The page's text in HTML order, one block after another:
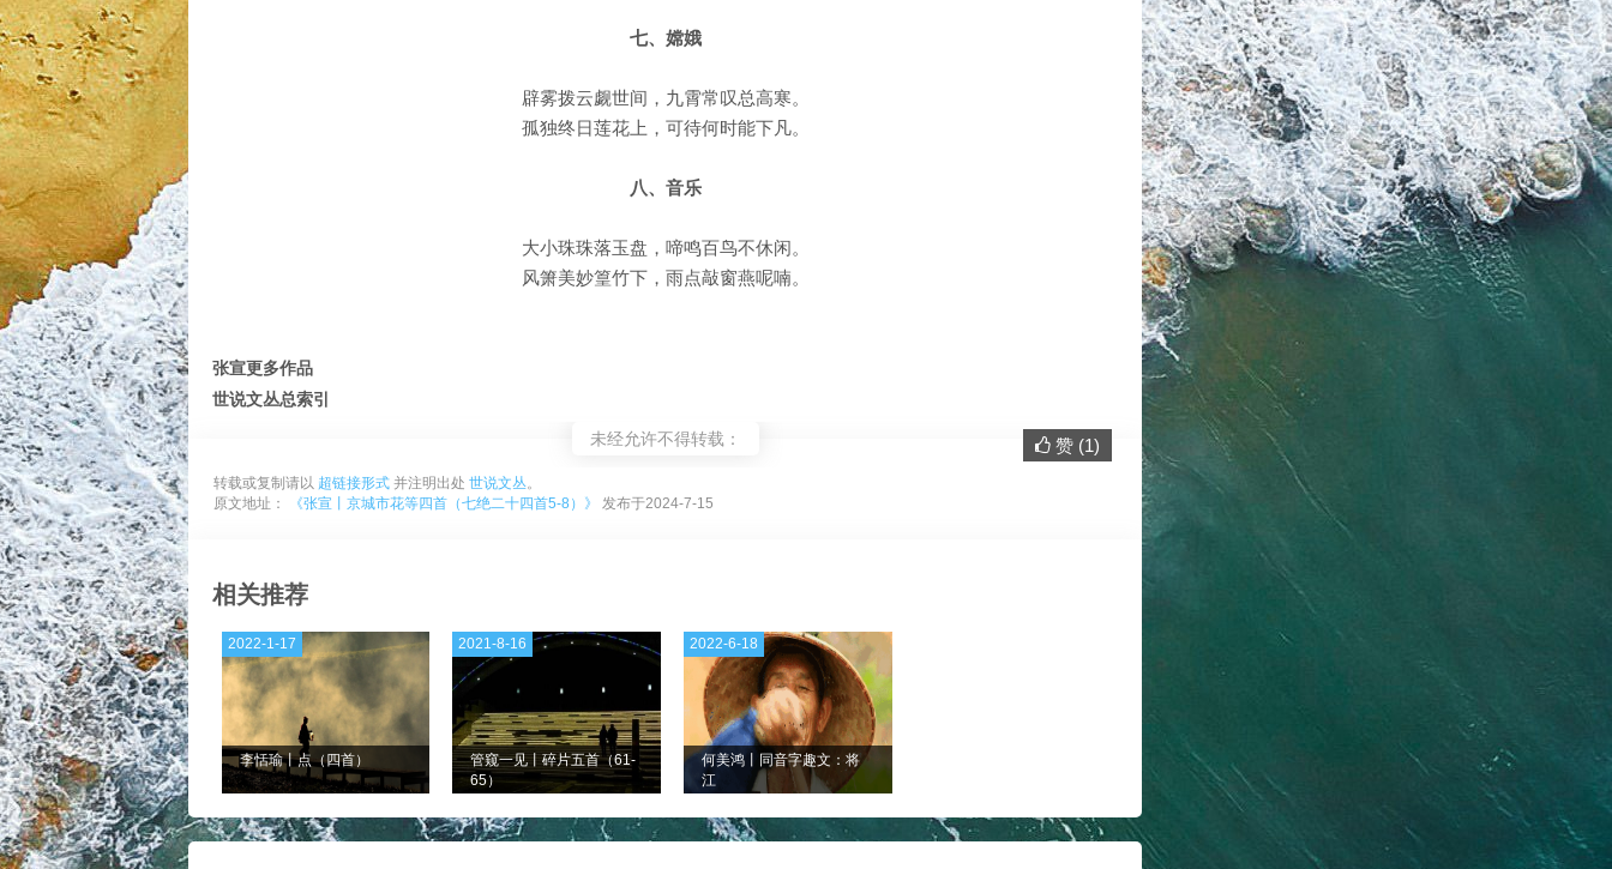
七、嫦娥
辟雾拨云觑世间，九霄常叹总高寒。
孤独终日莲花上，可待何时能下凡。
八、音乐
大小珠珠落玉盘，啼鸣百鸟不休闲。
风箫美妙篁竹下，雨点敲窗燕呢喃。
张宣更多作品
世说文丛总索引
赞 (1)
未经允许不得转载：
转载或复制请以 超链接形式 并注明出处 世说文丛。
原文地址：
《张宣丨京城市花等四首（七绝二十四首5-8）》 发布于2024-7-15
相关推荐
李恬瑜丨点（四首）
2022-1-17
管窥一见丨碎片五首（61-
65）
2021-8-16
何美鸿丨同音字趣文：将
江
2022-6-18